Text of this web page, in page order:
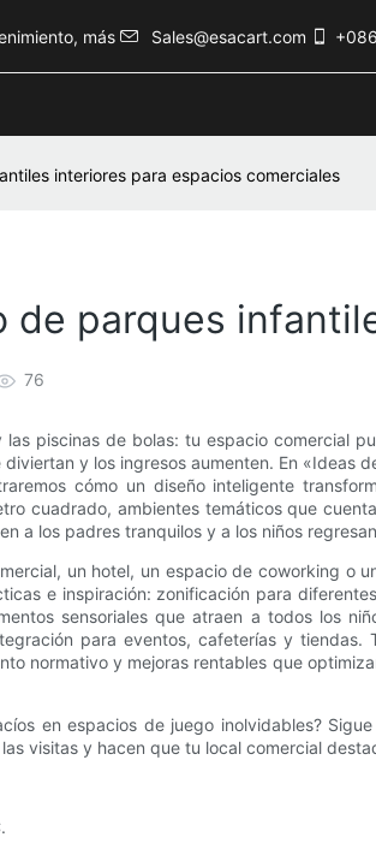
más Sales@esacart.com
interiores para espacios comerciales
de parques
76
las piscinas de bolas: tu espacio comercial
y los ingresos aumenten. En «Ideas
cómo un diseño inteligente
cuadrado, ambientes temáticos que
a los padres tranquilos y a los niños
un hotel, un espacio de coworking o
e inspiración: zonificación para
sensoriales que atraen a todos los
para eventos, cafeterías y tiendas.
normativo y mejoras rentables que
en espacios de juego inolvidables?
visitas y hacen que tu local comercial